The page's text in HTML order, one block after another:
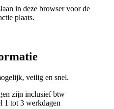
in deze browser voor de
plaats.
veilig en snel.
zijn inclusief btw
1 tot 3 werkdagen